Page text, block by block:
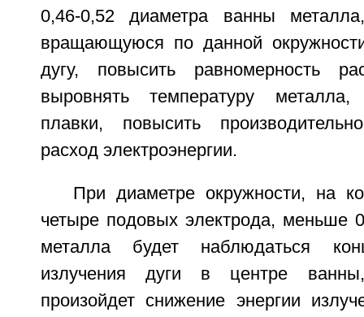
0,46-0,52 диаметра ванны
вращающуюся по данной
дугу, повысить равномерность
выровнять температуру
плавки, повысить
расход электроэнергии.
При диаметре окружности, на
четыре подовых электрода, меньше
металла будет наблюдаться
излучения дуги в центре
произойдет снижение энергии